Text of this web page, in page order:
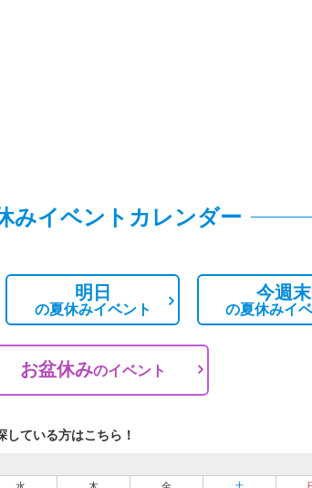
みイベントカレンダー
明日
の夏休みイベント
今週末
の夏休みイ
お盆休みのイベント
ている方はこちら！